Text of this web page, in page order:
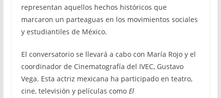
representan aquellos hechos históricos que
marcaron un parteaguas en los movimientos sociales
y estudiantiles de México.
El conversatorio se llevará a cabo con María Rojo y el
coordinador de Cinematografía del IVEC, Gustavo
Vega. Esta actriz mexicana ha participado en teatro,
cine, televisión y películas como El